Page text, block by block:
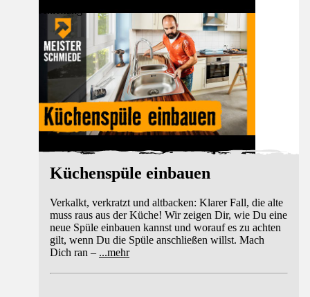
Küchenspüle einbauen
Verkalkt, verkratzt und altbacken: Klarer Fall, die alte
muss raus aus der Küche! Wir zeigen Dir, wie Du eine
neue Spüle einbauen kannst und worauf es zu achten
gilt, wenn Du die Spüle anschließen willst. Mach
Dich ran – ...mehr